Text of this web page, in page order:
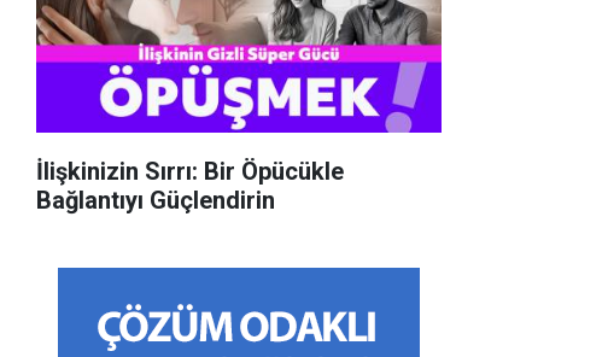
İlişkinizin Sırrı: Bir Öpücükle
Bağlantıyı Güçlendirin